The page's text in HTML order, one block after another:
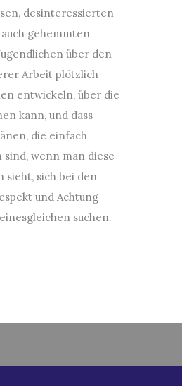
desinteressierten
gehemmten
über den
Arbeit plötzlich
entwickeln, über die
kann, und dass
die einfach
wenn man diese
sieht, sich bei den
und Achtung
suchen.